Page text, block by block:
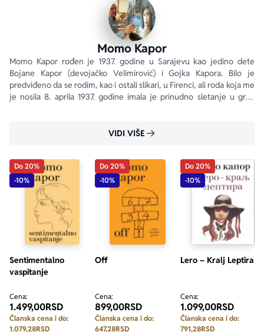
Momo Kapor
Momo Kapor rođen je 1937. godine u Sarajevu kao jedino dete
Bojane Kapor (devojačko Velimirović) i Gojka Kapora. Bilo je
predviđeno da se rodim, kao i ostali slikari, u Firenci, ali roda koja me
je nosila 8. aprila 1937. godine imala je prinudno sletanje u grad
VIDI VIŠE
Do 20%
-10%
Sentimentalno
vaspitanje
Cena:
1.499,00RSD
Članska cena i do:
1.079,28RSD
Do 20%
-10%
Off
Cena:
899,00RSD
Članska cena i do:
647,28RSD
Do 20%
-10%
Lero – Kralj Leptira
Cena:
1.099,00RSD
Članska cena i do:
791,28RSD